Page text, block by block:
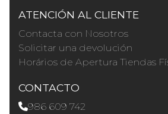
ATENCIÓN AL CLIENTE
Contacta con Nosotros
Solicitar una devolución
Horários de Apertura Tiendas
CONTACTO
986 609 742